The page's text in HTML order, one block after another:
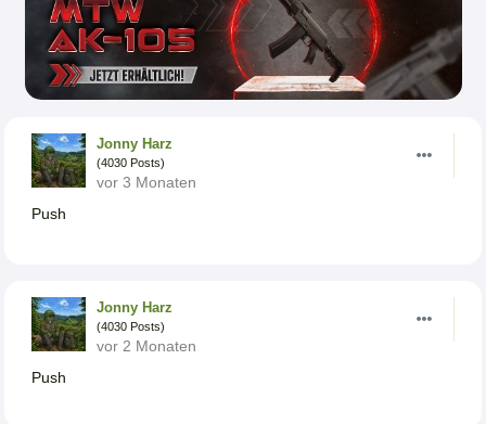
Jonny Harz
(4030 Posts)
vor 3 Monaten
Push
Jonny Harz
(4030 Posts)
vor 2 Monaten
Push